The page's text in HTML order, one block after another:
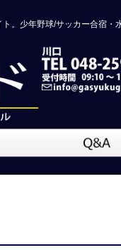
。少年野球/サッカー合宿・